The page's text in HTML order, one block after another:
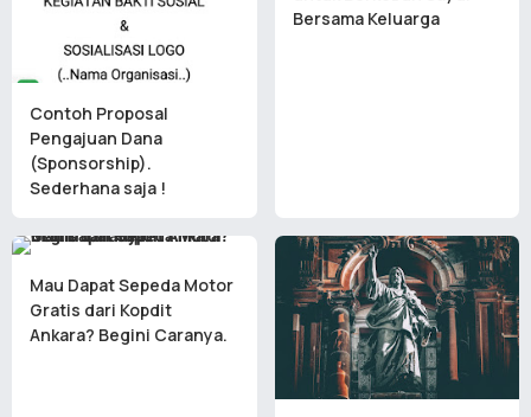
Contoh Proposal
Pengajuan Dana
(Sponsorship).
Sederhana saja !
Bersama Keluarga
Mau Dapat Sepeda Motor
Gratis dari Kopdit
Ankara? Begini Caranya.